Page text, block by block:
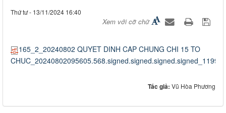
Thứ tư - 13/11/2024 16:40
Xem với cỡ chữ
165_2_20240802 QUYET DINH CAP CHUNG CHI 15 TO
Tác giả: Vũ Hòa Phương